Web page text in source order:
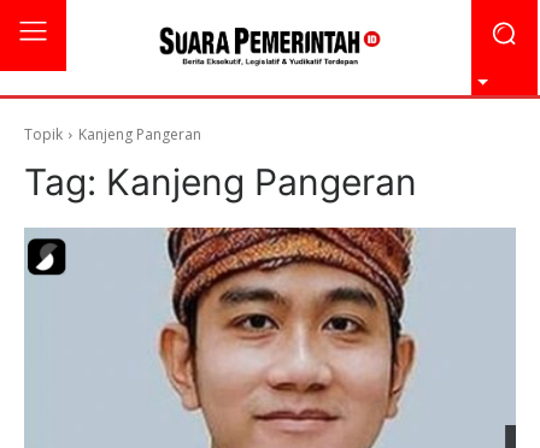
Topik Kanjeng Pangeran
Tag: Kanjeng Pangeran